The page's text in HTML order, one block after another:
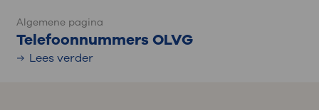
Algemene pagina
Telefoonnummers OLVG
Lees verder